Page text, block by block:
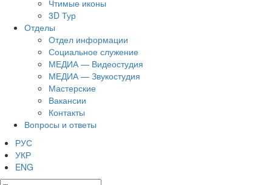
Чтимые иконы
3D Тур
Отделы
Отдел информации
Социальное служение
МЕДИА — Видеостудия
МЕДИА — Звукостудия
Мастерские
Вакансии
Контакты
Вопросы и ответы
РУС
УКР
ENG